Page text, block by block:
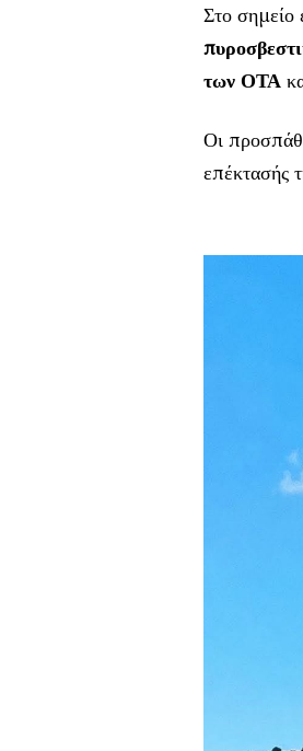
Στο σημείο
των ΟΤΑ
Οι
επέκτασής